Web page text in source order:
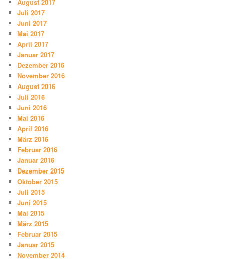
Juli 2017
Juni 2017
Mai 2017
April 2017
Januar 2017
Dezember 2016
November 2016
August 2016
Juli 2016
Juni 2016
Mai 2016
April 2016
März 2016
Februar 2016
Januar 2016
Dezember 2015
Oktober 2015
Juli 2015
Juni 2015
Mai 2015
März 2015
Februar 2015
Januar 2015
November 2014